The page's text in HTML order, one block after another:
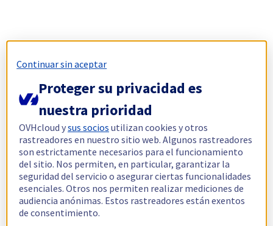
Continuar sin aceptar
Proteger su privacidad es
nuestra prioridad
OVHcloud ysus socios utilizan cookies y otros
rastreadores en nuestro sitio web. Algunos rastreadores
son estrictamente necesarios para el funcionamiento
del sitio. Nos permiten, en particular, garantizar la
seguridad del servicio o asegurar ciertas funcionalidades
esenciales. Otros nos permiten realizar mediciones de
audiencia anónimas. Estos rastreadores están exentos
de consentimiento.